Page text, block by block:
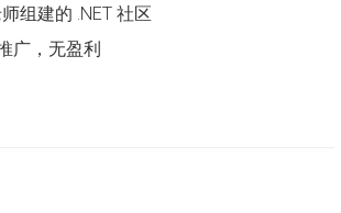
组建的 .NET 社区
广，无盈利